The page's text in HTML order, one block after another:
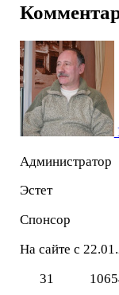
Администратор
Эстет
Спонсор
На сайте с
31